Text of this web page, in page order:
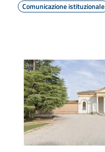
Comunicazione istituzionale